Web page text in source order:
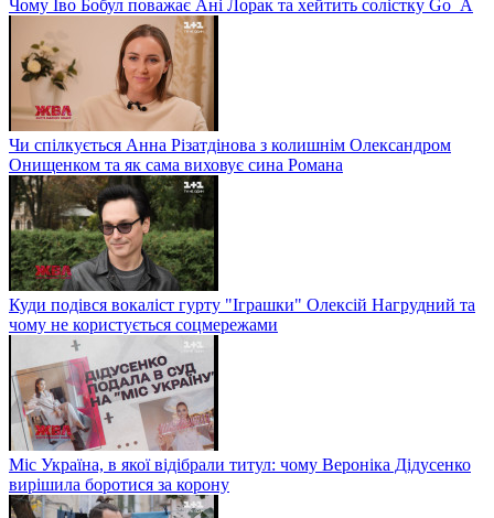
Чому Іво Бобул поважає Ані Лорак та хейтить солістку Go_A
Чи спілкується Анна Різатдінова з колишнім Олександром
Онищенком та як сама виховує сина Романа
Куди подівся вокаліст гурту "Іграшки" Олексій Нагрудний та
чому не користується соцмережами
Міс Україна, в якої відібрали титул: чому Вероніка Дідусенко
вирішила боротися за корону